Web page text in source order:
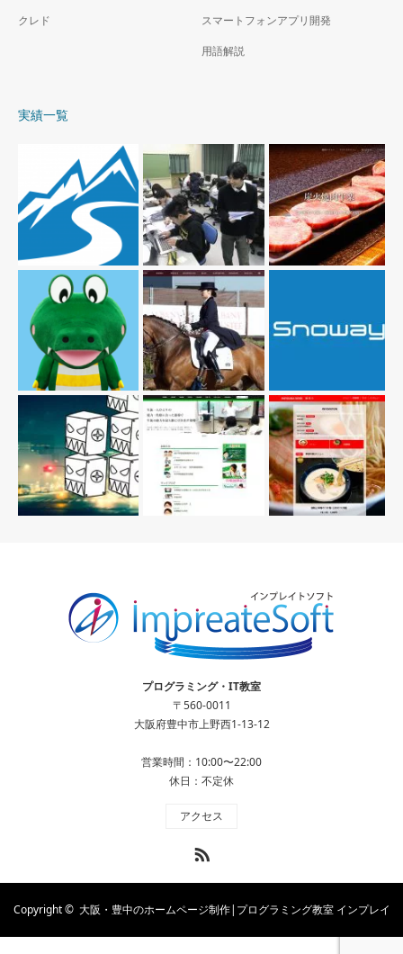
クレド
スマートフォンアプリ開発
用語解説
実績一覧
プログラミング・IT教室
〒560-0011
大阪府豊中市上野西1-13-12
営業時間：10:00〜22:00
休日：不定休
アクセス
Copyright © 大阪・豊中のホームページ制作|プログラミング教室 インプレイ